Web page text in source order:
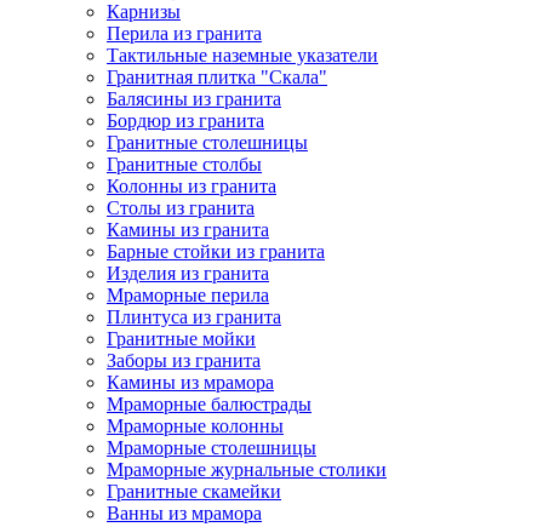
Карнизы
Перила из гранита
Тактильные наземные указатели
Гранитная плитка "Скала"
Балясины из гранита
Бордюр из гранита
Гранитные столешницы
Гранитные столбы
Колонны из гранита
Столы из гранита
Камины из гранита
Барные стойки из гранита
Изделия из гранита
Мраморные перила
Плинтуса из гранита
Гранитные мойки
Заборы из гранита
Камины из мрамора
Мраморные балюстрады
Мраморные колонны
Мраморные столешницы
Мраморные журнальные столики
Гранитные скамейки
Ванны из мрамора